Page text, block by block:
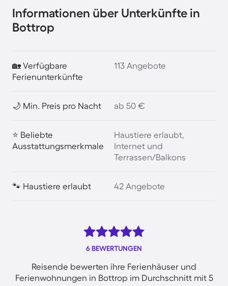
Informationen über Unterkünfte in
Bottrop
🏡 Verfügbare
Ferienunterkünfte
113 Angebote
🌙 Min. Preis pro Nacht ab 50 €
⭐ Beliebte
Ausstattungsmerkmale
Haustiere erlaubt,
Internet und
Terrassen/Balkons
🐾 Haustiere erlaubt 42 Angebote
6 BEWERTUNGEN
Reisende bewerten ihre Ferienhäuser und
Ferienwohnungen in Bottrop im Durchschnitt mit 5